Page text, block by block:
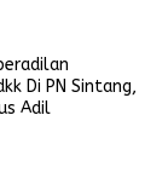
Di PN Sintang,
Adil